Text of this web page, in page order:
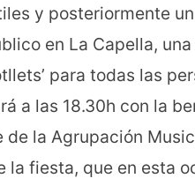
y posteriormente
en La Capella,
para todas las
a las 18.30h con la
de la Agrupación
la fiesta, que en esta